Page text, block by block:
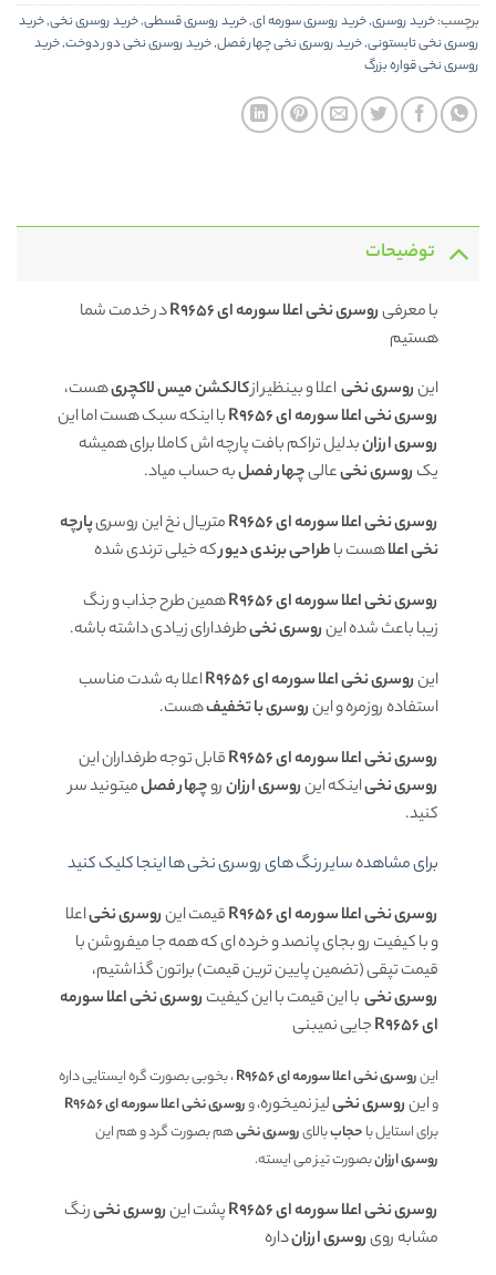
برچسب:خرید روسری,خرید روسری سورمه ای,خرید روسری قسطی,خرید روسری نخی,خرید
روسری نخی تابستونی,خرید روسری نخی چهار فصل,خرید روسری نخی دور دوخت,خرید
روسری نخی قواره بزرگ
توضیحات
با معرفیروسری نخی اعلا سورمه ای R9656
در خدمت شما
هستیم
اینروسری نخیاعلا و بینظیر ازکالکشن میس لاکچریهست،
روسری نخی اعلا سورمه ای R9656
با اینکه سبک هست اما این
روسری ارزانبدلیل تراکم بافت پارچه اش کاملا برای همیشه
یک روسرینخیعالیچهار فصلبه حساب میاد.
روسری نخی اعلا سورمه ای R9656
متریال نخ این روسریپارچه
نخی اعلاهست باطراحی برندی دیورکه خیلی ترندی شده
روسری نخی اعلا سورمه ای R9656
همین طرح جذاب و رنگ
زیباباعث شده اینروسری نخیطرفدارای زیادی داشته باشه.
اینروسری نخی اعلا سورمه ای R9656
اعلا به شدت مناسب
استفاده روزمره و اینروسری با تخفیفهست.
روسری نخی اعلا سورمه ای R9656
قابل توجه طرفداران این
روسری نخیاینکه اینروسری ارزانروچهار فصلمیتونید سر
کنید.
برای مشاهده سایر رنگ های روسری نخی ها اینجا کلیک کنید
روسری نخی اعلا سورمه ای R9656
قیمت اینروسری نخیاعلا
و با کیفیت رو بجای پانصد و خرده ای که همه جا میفروشن با
قیمت تپقی (تضمین پایین ترین قیمت) براتون گذاشتیم،
روسری نخیبا این قیمت با این کیفیت روسری نخی اعلا سورمه
ای R9656
جایی نمیبنی
اینروسری نخی اعلا سورمه ای R9656
، بخوبی بصورت گره ایستایی داره
واینروسری نخیلیز نمیخوره، وروسری نخی اعلا سورمه ای R9656
برای استایل باحجاببالایروسری نخیهم بصورت گرد و هم این
روسری ارزانبصورت تیز می ایسته.
روسری نخی اعلا سورمه ای R9656 پشت اینروسری نخیرنگ
مشابه رویروسری ارزانداره